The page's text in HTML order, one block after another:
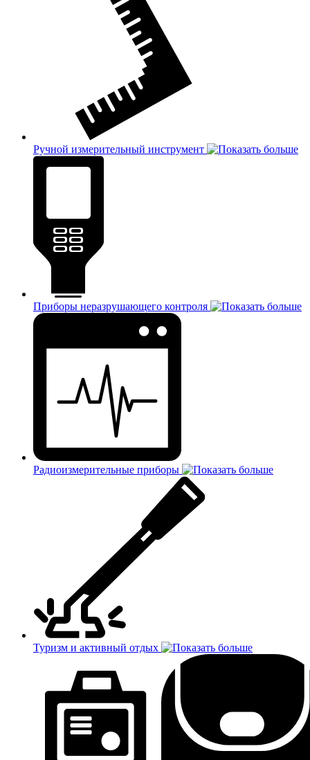
Ручной измерительный инструмент
Приборы неразрушающего контроля
Радиоизмерительные приборы
Туризм и активный отдых